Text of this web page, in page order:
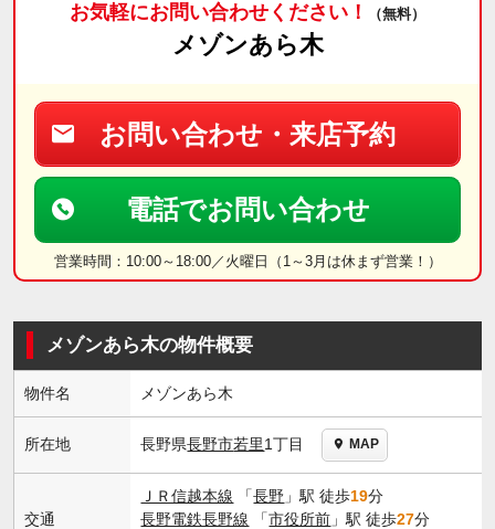
お気軽にお問い合わせください！ （無料）
メゾンあら木
お問い合わせ・来店予約
電話でお問い合わせ
営業時間：10:00～18:00／火曜日（1～3月は休まず営業！）
メゾンあら木の物件概要
物件名 メゾンあら木
所在地 長野県長野市若里1丁目 MAP
交通
ＪＲ信越本線 「長野 」駅 徒歩19分
長野電鉄長野線 「市役所前 」駅 徒歩27分